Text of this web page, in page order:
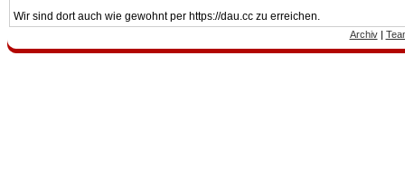
Wir sind dort auch wie gewohnt per https://dau.cc zu erreichen.
Archiv|